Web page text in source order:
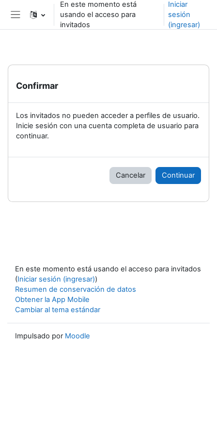
Saltar al contenido principal
Pánel lateral
En este momento está
usando el acceso para
invitados
Iniciar
sesión
(ingresar)
Confirmar
Los invitados no pueden acceder a perfiles de usuario.
Inicie sesión con una cuenta completa de usuario para
continuar.
Cancelar Continuar
En este momento está usando el acceso para invitados
(Iniciar sesión (ingresar))
Resumen de conservación de datos
Obtener la App Mobile
Cambiar al tema estándar
Impulsado por Moodle